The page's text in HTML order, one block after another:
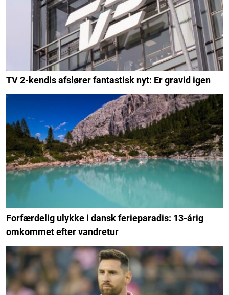
TV 2-kendis afslører fantastisk nyt: Er gravid igen
Forfærdelig ulykke i dansk ferieparadis: 13-årig
omkommet efter vandretur